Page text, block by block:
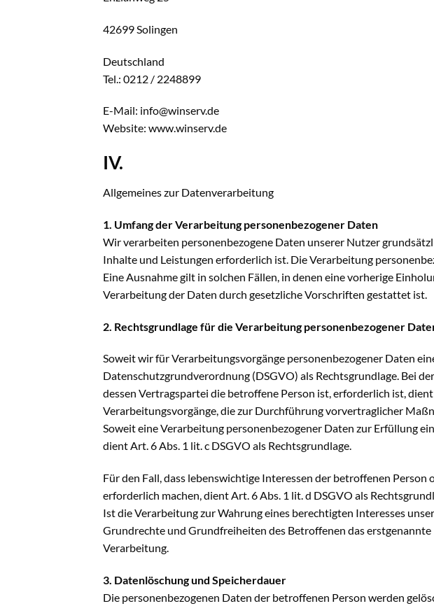
42699 Solingen
Deutschland
Tel.: 0212 / 2248899
E-Mail: info@winserv.de
Website: www.winserv.de
IV.
Allgemeines zur Datenverarbeitung
1. Umfang der Verarbeitung personenbezogener Daten
Wir verarbeiten personenbezogene Daten unserer Nutzer
Inhalte und Leistungen erforderlich ist. Die Verarbeitung
Eine Ausnahme gilt in solchen Fällen, in denen eine vorherige
Verarbeitung der Daten durch gesetzliche Vorschriften gestattet ist.
2. Rechtsgrundlage für die Verarbeitung personenbezogener
Soweit wir für Verarbeitungsvorgänge personenbezogener Daten
Datenschutzgrundverordnung (DSGVO) als Rechtsgrundlage. Bei
dessen Vertragspartei die betroffene Person ist, erforderlich ist,
Verarbeitungsvorgänge, die zur Durchführung vorvertraglicher
Soweit eine Verarbeitung personenbezogener Daten zur Erfüllung
dient Art. 6 Abs. 1 lit. c DSGVO als Rechtsgrundlage.
Für den Fall, dass lebenswichtige Interessen der betroffenen
erforderlich machen, dient Art. 6 Abs. 1 lit. d DSGVO als
Ist die Verarbeitung zur Wahrung eines berechtigten Interesses
Grundrechte und Grundfreiheiten des Betroffenen das
Verarbeitung.
3. Datenlöschung und Speicherdauer
Die personenbezogenen Daten der betroffenen Person werden